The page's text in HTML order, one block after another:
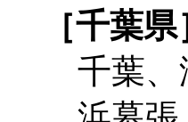
［千葉県
千葉